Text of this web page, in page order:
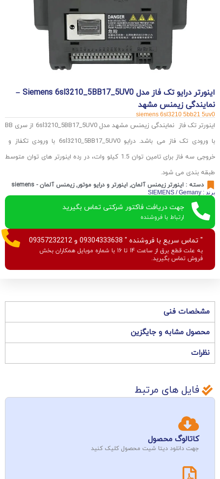
اینورتر درایو تک فاز مدل Siemens 6sl3210_5BB17_5UV0 –
نمایندگی زیمنس مشهد
siemens 6sl3210 5bb21 5uv0
اینورتر تک فاز نمایندگی زیمنس مشهد مدل 6sl3210_5BB17_5UV0 از سری BB
با ورودی تک فاز می باشد. درایو 6sl3210_5BB17_5UV0 با ورودی تکفاز و
خروجی سه فاز برای تامین توان 1.5 کیلو وات، در رده اینورتر های توان متوسط
طبقه بندی می شود.
دسته : اینورتر زیمنس آلمان, اینورتر و درایو موتور,زیمنس آلمان - siemens
برند : SIEMENS / Gemany
جهت دریافت فاکتور شرکتی تماس بگیرید
ارتباط با فروشنده
" تماس سریع با فروشنده " 09304333638 و 09357232212
به علت قطع برق از ساعت 14 تا 16 با شماره موبایل همکاران بخش
فروش تماس بگیرید.
مشخصات فنی
محصول مشابه و جایگزین
نظرات
فایل های مرتبط
کاتالوگ محصول
جهت دانلود دیتا شیت محصول کلیک کنید